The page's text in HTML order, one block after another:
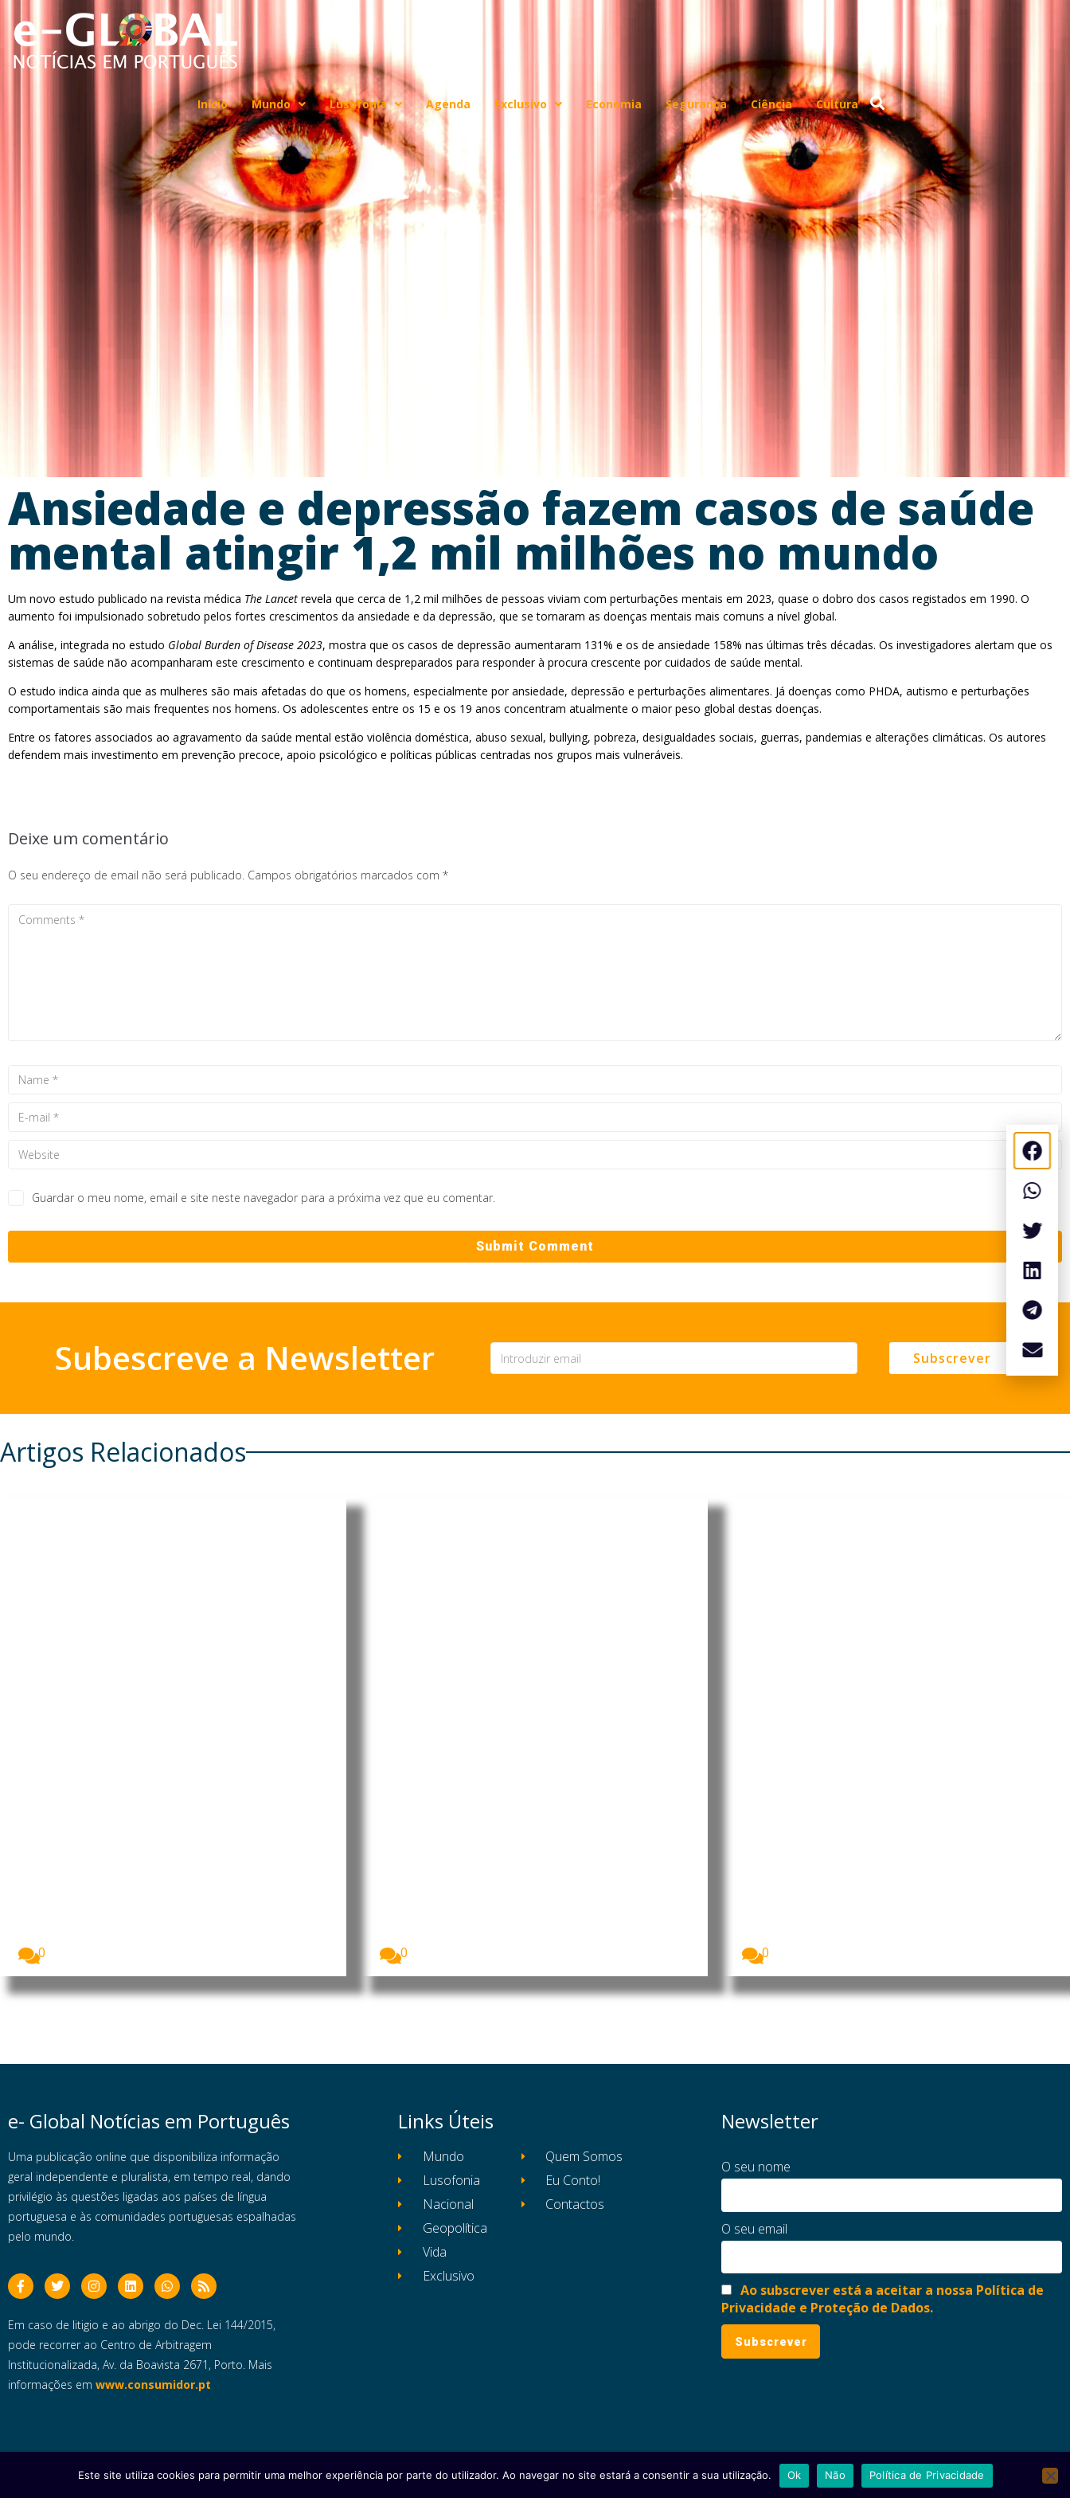
Início Mundo Lusofonia Agenda Exclusivo Economia Segurança Ciência Cultura
Ansiedade e depressão fazem casos de saúde
mental atingir 1,2 mil milhões no mundo
Um novo estudo publicado na revista médica The Lancet revela que cerca de 1,2 mil milhões de pessoas viviam com perturbações mentais em 2023, quase o dobro dos casos registados em 1990. O
aumento foi impulsionado sobretudo pelos fortes crescimentos da ansiedade e da depressão, que se tornaram as doenças mentais mais comuns a nível global.
A análise, integrada no estudo Global Burden of Disease 2023, mostra que os casos de depressão aumentaram 131% e os de ansiedade 158% nas últimas três décadas. Os investigadores alertam que os
sistemas de saúde não acompanharam este crescimento e continuam despreparados para responder à procura crescente por cuidados de saúde mental.
O estudo indica ainda que as mulheres são mais afetadas do que os homens, especialmente por ansiedade, depressão e perturbações alimentares. Já doenças como PHDA, autismo e perturbações
comportamentais são mais frequentes nos homens. Os adolescentes entre os 15 e os 19 anos concentram atualmente o maior peso global destas doenças.
Entre os fatores associados ao agravamento da saúde mental estão violência doméstica, abuso sexual, bullying, pobreza, desigualdades sociais, guerras, pandemias e alterações climáticas. Os autores
defendem mais investimento em prevenção precoce, apoio psicológico e políticas públicas centradas nos grupos mais vulneráveis.
Deixe um comentário
O seu endereço de email não será publicado. Campos obrigatórios marcados com *
Guardar o meu nome, email e site neste navegador para a próxima vez que eu comentar.
Subescreve a Newsletter Subscrever
Artigos Relacionados
0
0
0
e- Global Notícias em Português
Uma publicação online que disponibiliza informação
geral independente e pluralista, em tempo real, dando
privilégio às questões ligadas aos países de língua
portuguesa e às comunidades portuguesas espalhadas
pelo mundo.
Em caso de litigio e ao abrigo do Dec. Lei 144/2015,
pode recorrer ao Centro de Arbitragem
Institucionalizada, Av. da Boavista 2671, Porto. Mais
informações em www.consumidor.pt
Links Úteis
Mundo
Lusofonia
Nacional
Geopolítica
Vida
Exclusivo
Quem Somos
Eu Conto!
Contactos
Newsletter
O seu nome
O seu email
Ao subscrever está a aceitar a nossa Política de
Privacidade e Proteção de Dados.
Copyright © 2025 e- Global Notícias em Português | Todos os direitos reservados Ficha Técnica Estatuto Editorial Política de Privacidade e Proteção de Dados
Este site utiliza cookies para permitir uma melhor experiência por parte do utilizador. Ao navegar no site estará a consentir a sua utilização. Ok Não Política de Privacidade